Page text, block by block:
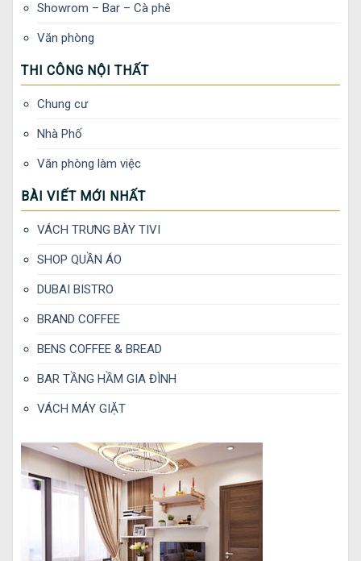
Showrom – Bar – Cà phê
Văn phòng
THI CÔNG NỘI THẤT
Chung cư
Nhà Phố
Văn phòng làm việc
BÀI VIẾT MỚI NHẤT
VÁCH TRƯNG BÀY TIVI
SHOP QUẦN ÁO
DUBAI BISTRO
BRAND COFFEE
BENS COFFEE & BREAD
BAR TẦNG HẦM GIA ĐÌNH
VÁCH MÁY GIẶT